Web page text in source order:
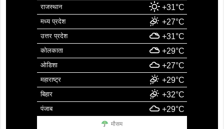
राजस्थान +31°C
मध्य प्रदेश +27°C
उत्तर प्रदेश +31°C
कोलकाता +29°C
ओडिशा +27°C
महाराष्ट्र +29°C
बिहार +32°C
पंजाब +29°C
मौसम